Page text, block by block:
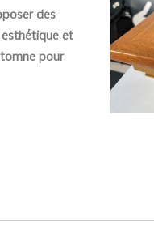
des
esthétique et
pour